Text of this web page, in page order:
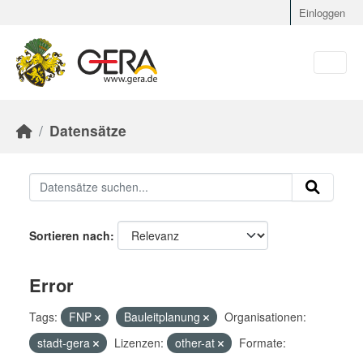
Einloggen
Datensätze
Sortieren nach
Error
Tags: FNP Bauleitplanung
Organisationen:
stadt-gera
Lizenzen: other-at
Formate: